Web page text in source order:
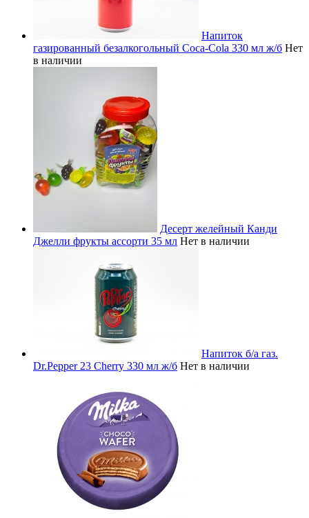
Напиток
газированный безалкогольный Coca-Cola 330 мл ж/б Нет
в наличии
Десерт желейный Канди
Джелли фрукты ассорти 35 мл Нет в наличии
Напиток б/а газ.
Dr.Pepper 23 Cherry 330 мл ж/б Нет в наличии